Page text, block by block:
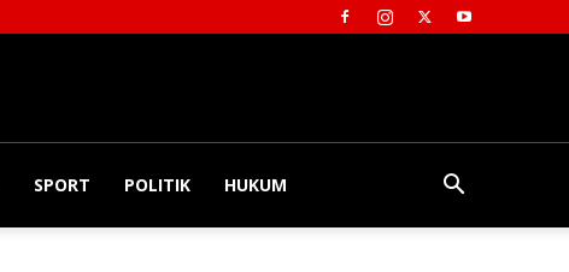
SPORT POLITIK HUKUM